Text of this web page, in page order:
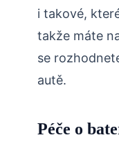
i takové,
takže máte
se
autě.
Péče o